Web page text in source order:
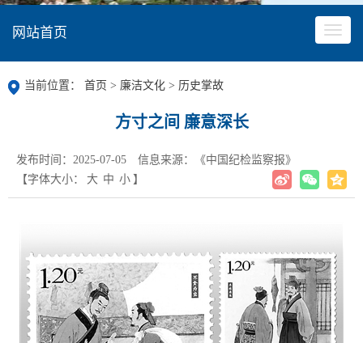
网站首页
当前位置： 首页 > 廉洁文化 > 历史掌故
方寸之间 廉意深长
发布时间：2025-07-05
信息来源：《中国纪检监察报》
【字体大小：
大 中 小 】